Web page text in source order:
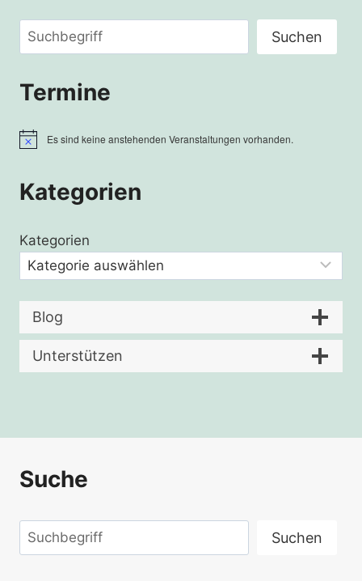
Suchen Suchen
Termine
HinweisEs sind keine anstehenden Veranstaltungen vorhanden.
Kategorien
Kategorien
Blog
Unterstützen
Suche
Suchen Suchen